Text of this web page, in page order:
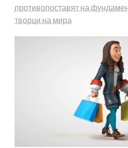
противопоставят на
творци на мира